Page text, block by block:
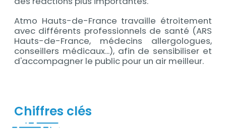
Atmo Hauts-de-France travaille étroitement
avec différents professionnels de santé (ARS
Hauts-de-France, médecins allergologues,
conseillers médicaux...), afin de sensibiliser et
d'accompagner le public pour un air meilleur.
Chiffres clés